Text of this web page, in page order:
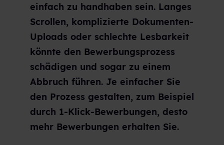
einfach zu handhaben sein. Langes
Scrollen, komplizierte Dokumenten-
Uploads oder schlechte Lesbarkeit
könnte den Bewerbungsprozess
schädigen und sogar zu einem
Abbruch führen. Je einfacher Sie
den Prozess gestalten, zum Beispiel
durch 1-Klick-Bewerbungen, desto
mehr Bewerbungen erhalten Sie.